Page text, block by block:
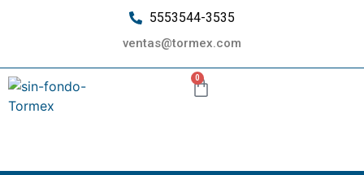
5553544-3535
ventas@tormex.com
0